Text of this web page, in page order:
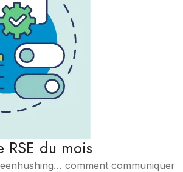
RSE du mois
comment communiquer